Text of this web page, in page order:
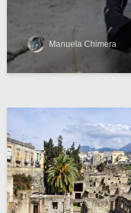
Manuela Chimera